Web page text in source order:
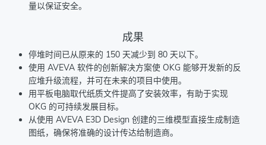
量以保证安全。
成果
停堆时间已从原来的 150 天减少到 80 天以下。
使用 AVEVA 软件的创新解决方案使 OKG 能够开发新的反
应堆升级流程，并可在未来的项目中使用。
用平板电脑取代纸质文件提高了安装效率，有助于实现
OKG 的可持续发展目标。
从使用 AVEVA E3D Design 创建的三维模型直接生成制造
图纸，确保将准确的设计传达给制造商。